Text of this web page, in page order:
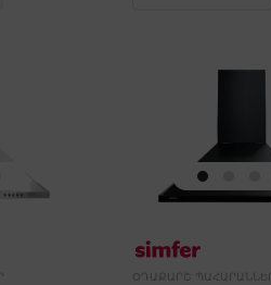
ՕԴԱՔԱՐՇ ՊԱՀԱՐԱՆՆԵՐ